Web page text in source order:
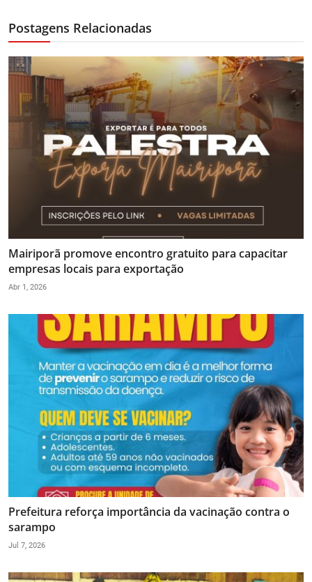
Postagens Relacionadas
Mairiporã promove encontro gratuito para capacitar
empresas locais para exportação
Abr 1, 2026
Prefeitura reforça importância da vacinação contra o
sarampo
Jul 7, 2026